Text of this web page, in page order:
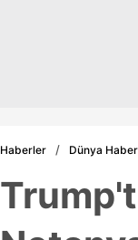
Haberler Dünya